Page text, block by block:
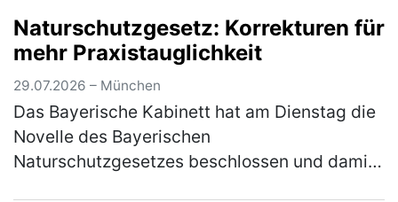
Bauernverband (BBV) anschließt.
Mitunterzei…(mehr)
Naturschutzgesetz: Korrekturen für
mehr Praxistauglichkeit
29.07.2026 – München
Das Bayerische Kabinett hat am Dienstag die
Novelle des Bayerischen
Naturschutzgesetzes beschlossen und damit